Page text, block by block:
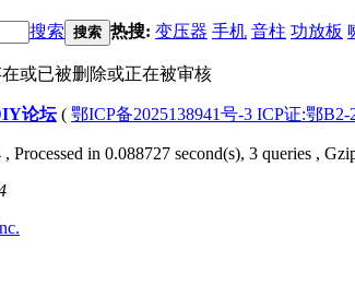
搜索 搜索 热搜: 变压器 手机 音柱 功放板
或已被删除或正在被审核
论坛( 鄂ICP备2025138941号-3 ICP证:鄂
, Processed in 0.088727 second(s), 3 queries ,